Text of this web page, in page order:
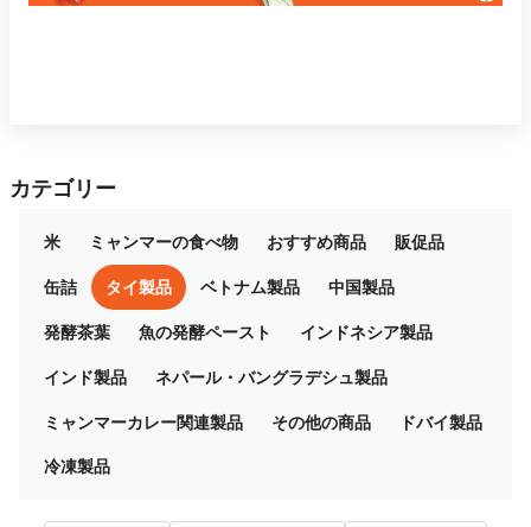
カテゴリー
米 ミャンマーの食べ物 おすすめ商品
販促品
缶詰
タイ製品 ベトナム製品
中国製品
発酵茶葉
魚の発酵ペースト
インドネシア製品
インド製品
ネパール・バングラデシュ製品
ミャンマーカレー関連製品
その他の商品
ドバイ製品
冷凍製品